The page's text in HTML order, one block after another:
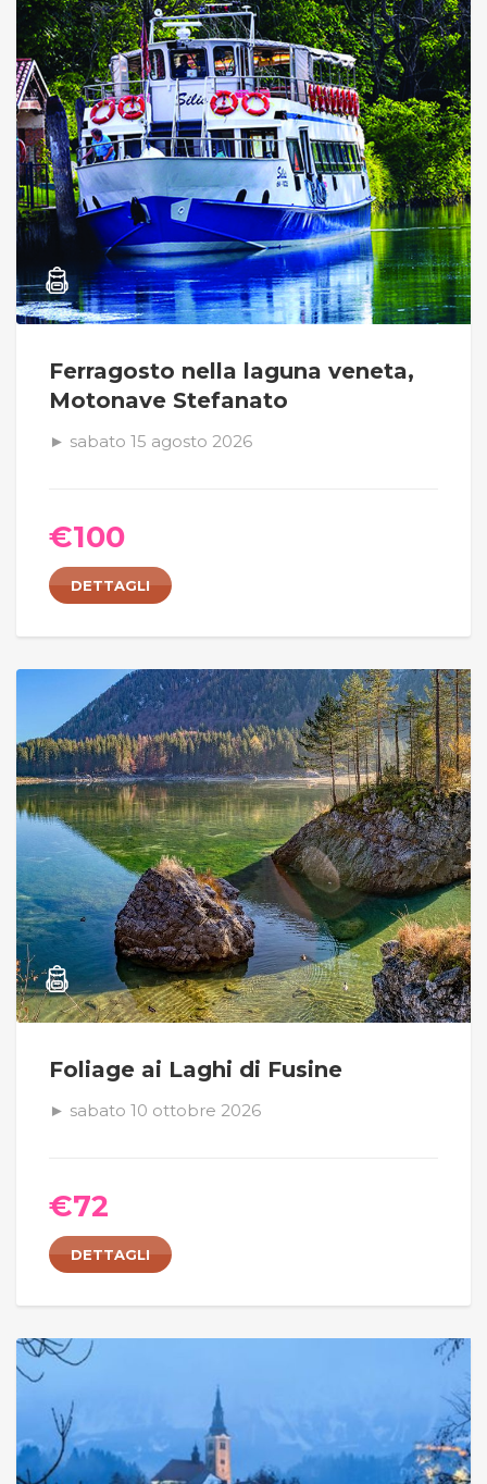
Ferragosto nella laguna veneta,
Motonave Stefanato
► sabato 15 agosto 2026
€100
DETTAGLI
Foliage ai Laghi di Fusine
► sabato 10 ottobre 2026
€72
DETTAGLI